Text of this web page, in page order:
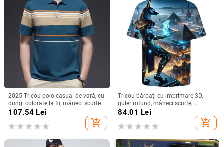
2025 Tricou polo casual de vară, cu
dungi colorate la fir, mâneci scurte,
croială ajustată, uscare rapidă,
107.54 Lei
add_shopping_cart
Tricou bărbați cu imprimare 3D,
guler rotund, mâneci scurte,
poliester, imprimare cu zâmbet
84.01 Lei
add_shopping_cart